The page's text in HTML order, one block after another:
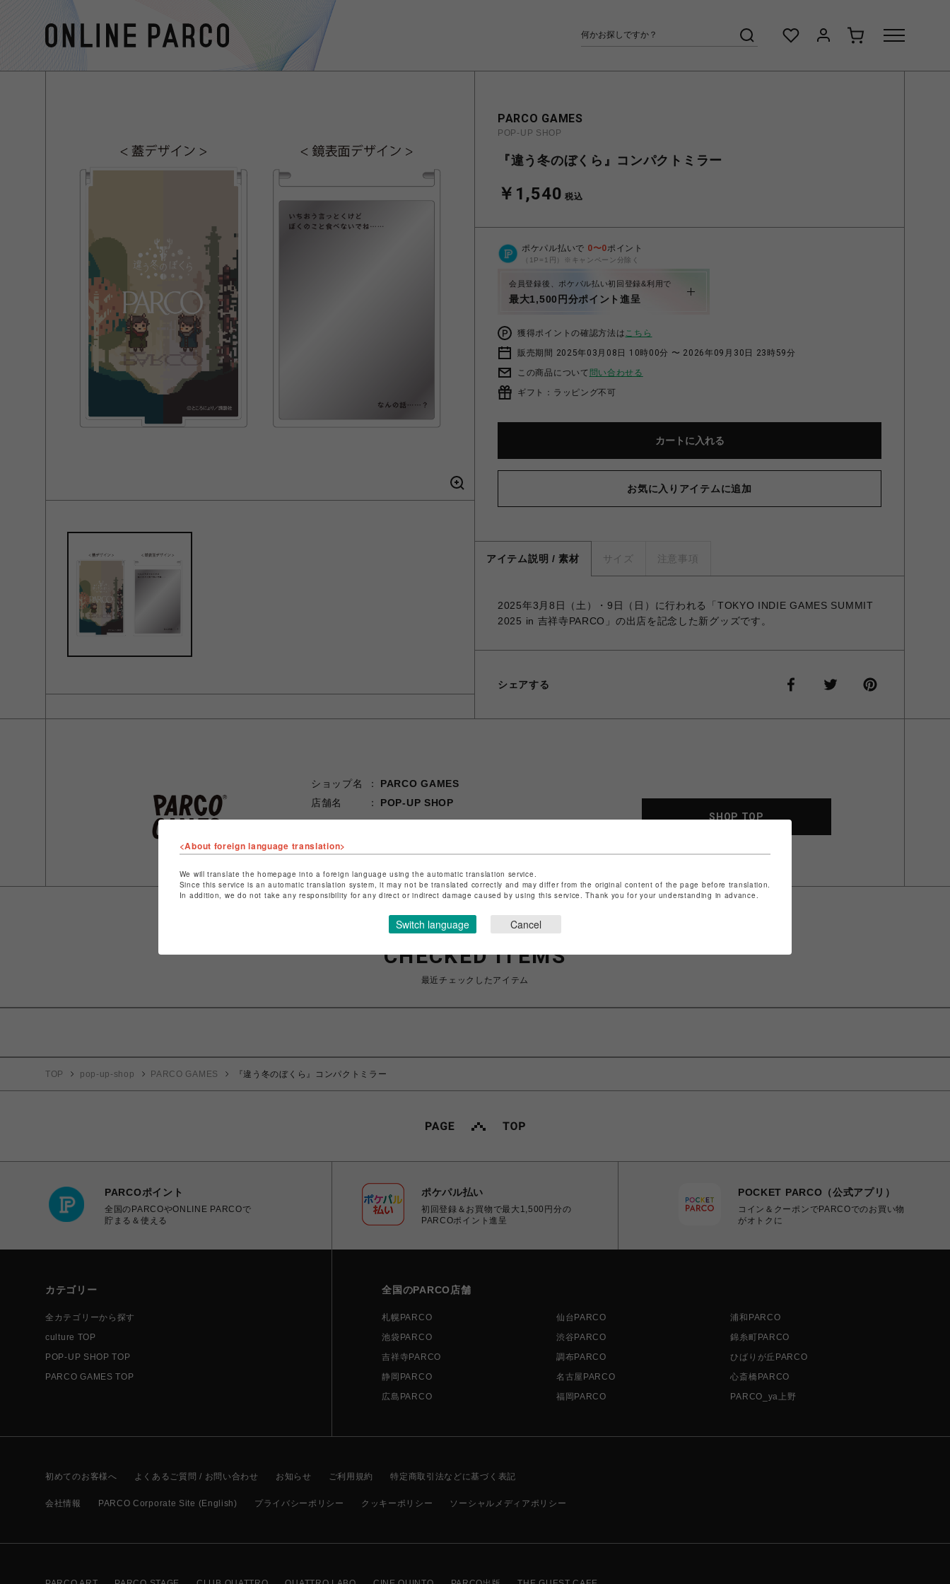
PARCO GAMES
POP-UP SHOP
『違う冬のぼくら』コンパクトミラー
￥1,540 税込
ポケパル払いで 0〜0ポイント
（1P=1円）※キャンペーン分除く
会員登録後、ポケパル払い初回登録&利用で
最大1,500円分ポイント進呈
獲得ポイントの確認方法はこちら
販売期間 2025年03月08日 10時00分 〜 2026年09月30日 23時59分
この商品について 問い合わせる
ギフト：ラッピング不可
カートに入れる
お気に入りアイテムに追加
アイテム説明 / 素材 サイズ 注意事項
2025年3月8日（土）・9日（日）に行われる「TOKYO INDIE GAMES SUMMIT
2025 in 吉祥寺PARCO」の出店を記念した新グッズです。
シェアする
ショップ名
PARCO GAMES
店舗名
POP-UP SHOP
ショップお問い合わせは
SHOP TOP
CHECKED ITEMS
最近チェックしたアイテム
TOP pop-up-shop PARCO GAMES 『違う冬のぼくら』コンパクトミラー
PARCOポイント
全国のPARCOやONLINE PARCOで
貯まる＆使える
ポケパル払い
初回登録＆お買物で最大1,500円分の
PARCOポイント進呈
POCKET PARCO（公式アプリ）
コイン＆クーポンでPARCOでのお買い物
がオトクに
カテゴリー
全カテゴリーから探す
culture TOP
POP-UP SHOP TOP
PARCO GAMES TOP
全国のPARCO店舗
札幌PARCO 仙台PARCO
浦和PARCO
池袋PARCO
渋谷PARCO
錦糸町PARCO
吉祥寺PARCO
調布PARCO
ひばりが丘PARCO
静岡PARCO
名古屋PARCO
心斎橋PARCO
広島PARCO
福岡PARCO PARCO_ya上野
初めてのお客様へ よくあるご質問 / お問い合わせ お知らせ ご利用規約 特定商取引法などに基づく表記
会社情報 PARCO Corporate Site (English) プライバシーポリシー クッキーポリシー ソーシャルメディアポリシー
<About foreign language translation>
We will translate the homepage into a foreign language using the automatic translation service.
Since this service is an automatic translation system, it may not be translated correctly and may differ from the original content of the page before translation.
In addition, we do not take any responsibility for any direct or indirect damage caused by using this service. Thank you for your understanding in advance.
Switch language Cancel